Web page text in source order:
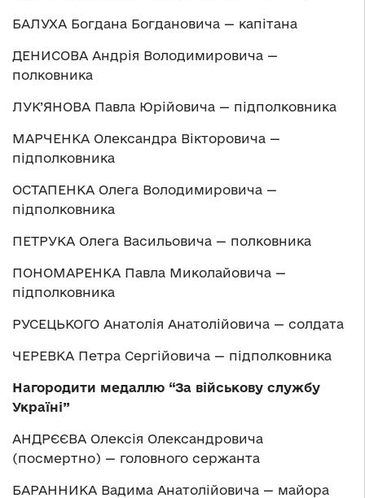
БАЛУХА Богдана Богдановича — капітана
ДЕНИСОВА Андрія Володимировича —
полковника
ЛУК’ЯНОВА Павла Юрійовича — підполковника
МАРЧЕНКА Олександра Вікторовича —
підполковника
ОСТАПЕНКА Олега Володимировича —
підполковника
ПЕТРУКА Олега Васильовича — полковника
ПОНОМАРЕНКА Павла Миколайовича —
підполковника
РУСЕЦЬКОГО Анатолія Анатолійовича — солдата
ЧЕРЕВКА Петра Сергійовича — підполковника
Нагородити медаллю “За військову службу
Україні”
АНДРЄЄВА Олексія Олександровича
(посмертно) — головного сержанта
БАРАННИКА Вадима Анатолійовича — майора